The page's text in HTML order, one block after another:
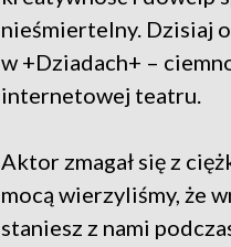
nieśmiertelny. Dzisiaj
w +Dziadach+ –
internetowej teatru.
Aktor zmagał się z
mocą wierzyliśmy, że
staniesz z nami